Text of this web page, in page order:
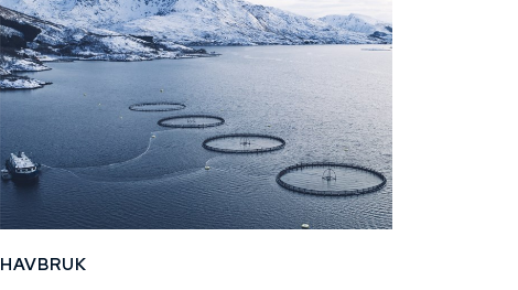
HAVBRUK